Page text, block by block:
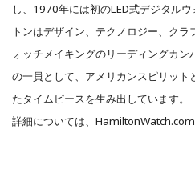
し、1970年には初のLED式デジタル
トンはデザイン、テクノロジー、ク
ォッチメイキングのリーディングカ
の一員として、アメリカンスピリット
たタイムピースを生み出しています。
詳細については、HamiltonWatch.com